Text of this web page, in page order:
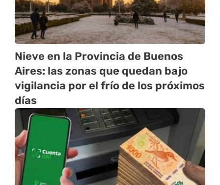
Nieve en la Provincia de Buenos
Aires: las zonas que quedan bajo
vigilancia por el frío de los próximos
días